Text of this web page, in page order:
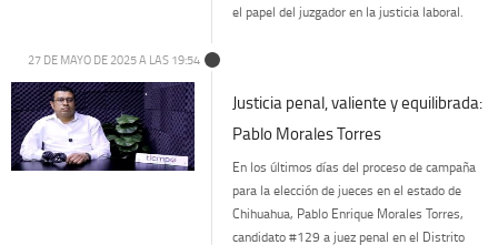
el papel del juzgador en la justicia laboral.
27 DE MAYO DE 2025 A LAS 19:54
Justicia penal, valiente y equilibrada:
Pablo Morales Torres
En los últimos días del proceso de campaña
para la elección de jueces en el estado de
Chihuahua, Pablo Enrique Morales Torres,
candidato #129 a juez penal en el Distrito